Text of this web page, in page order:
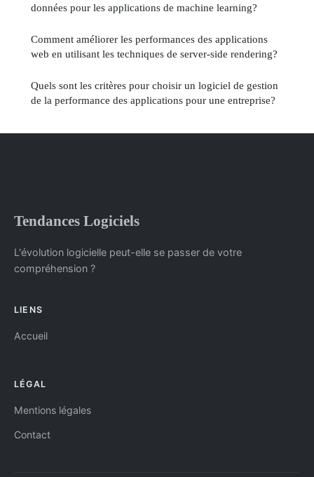
données pour les applications de machine learning?
Comment améliorer les performances des applications
web en utilisant les techniques de server-side rendering?
Quels sont les critères pour choisir un logiciel de gestion
de la performance des applications pour une entreprise?
Tendances Logiciels
L'évolution logicielle peut-elle se passer de votre
compréhension ?
LIENS
Accueil
LÉGAL
Mentions légales
Contact